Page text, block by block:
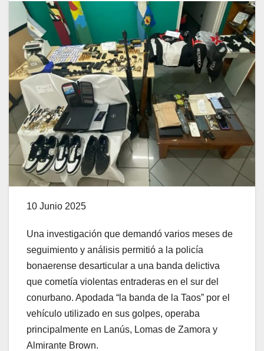
10 Junio 2025
Una investigación que demandó varios meses de
seguimiento y análisis permitió a la policía
bonaerense desarticular a una banda delictiva
que cometía violentas entraderas en el sur del
conurbano. Apodada “la banda de la Taos” por el
vehículo utilizado en sus golpes, operaba
principalmente en Lanús, Lomas de Zamora y
Almirante Brown.